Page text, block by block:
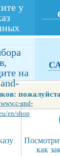
у
a.com
на
and-
en/shop
как